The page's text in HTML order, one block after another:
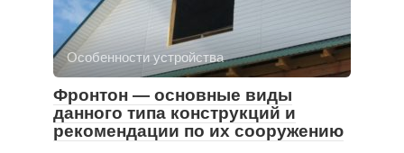
Особенности устройства
Фронтон — основные виды
данного типа конструкций и
рекомендации по их сооружению